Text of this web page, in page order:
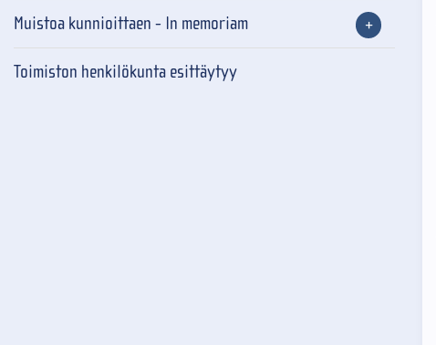
Muistoa kunnioittaen - In memoriam
Toimiston henkilökunta esittäytyy